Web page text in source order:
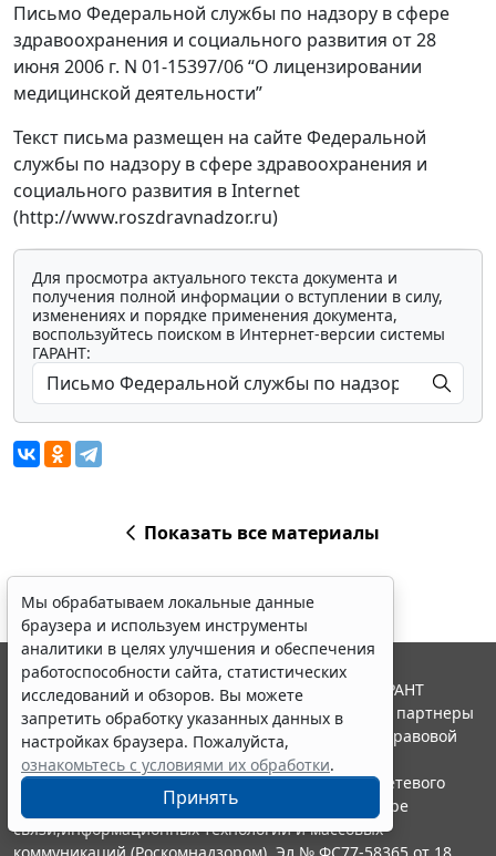
Письмо Федеральной службы по надзору в сфере
здравоохранения и социального развития от 28
июня 2006 г. N 01-15397/06 “О лицензировании
медицинской деятельности”
Текст письма размещен на сайте Федеральной
службы по надзору в сфере здравоохранения и
социального развития в Internet
(http://www.roszdravnadzor.ru)
Для просмотра актуального текста документа и
получения полной информации о вступлении в силу,
изменениях и порядке применения документа,
воспользуйтесь поиском в Интернет-версии системы
ГАРАНТ:
Показать все материалы
Мы обрабатываем локальные данные
браузера и используем инструменты
аналитики в целях улучшения и обеспечения
работоспособности сайта, статистических
исследований и обзоров. Вы можете
запретить обработку указанных данных в
настройках браузера. Пожалуйста,
ознакомьтесь с условиями их обработки.
Принять
© ООО "НПП "ГАРАНТ-СЕРВИС", 2026. Система ГАРАНТ
выпускается с 1990 года. Компания "Гарант" и ее партнеры
являются участниками Российской ассоциации правовой
информации ГАРАНТ.
Портал ГАРАНТ.РУ зарегистрирован в качестве сетевого
издания Федеральной службой по надзору в сфере
связи,информационных технологий и массовых